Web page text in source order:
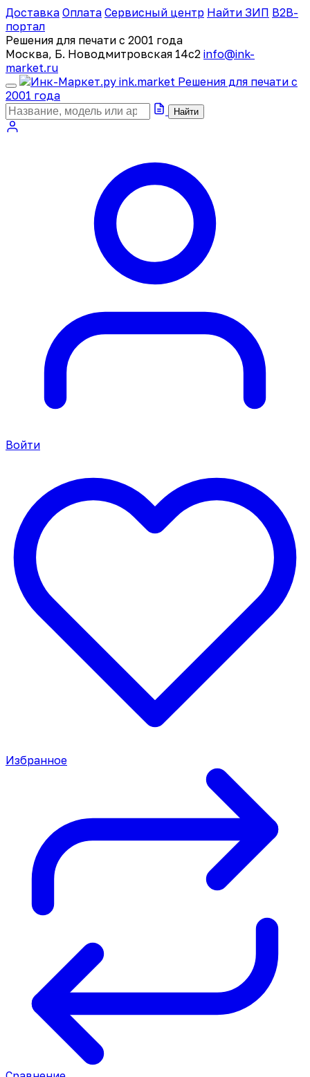
Доставка Оплата Сервисный центр Найти ЗИП B2B-
портал
Решения для печати с 2001 года
Москва, Б. Новодмитровская 14с2 info@ink-
market.ru
ink.market Решения для печати с
2001 года
Найти
Войти
Избранное